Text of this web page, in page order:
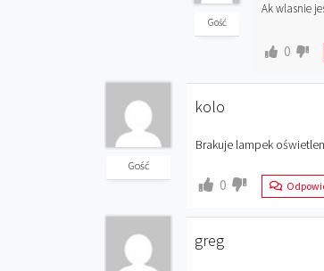
Gość
Ak wlasnie
0
Gość
kolo
Brakuje lampek
0
greg